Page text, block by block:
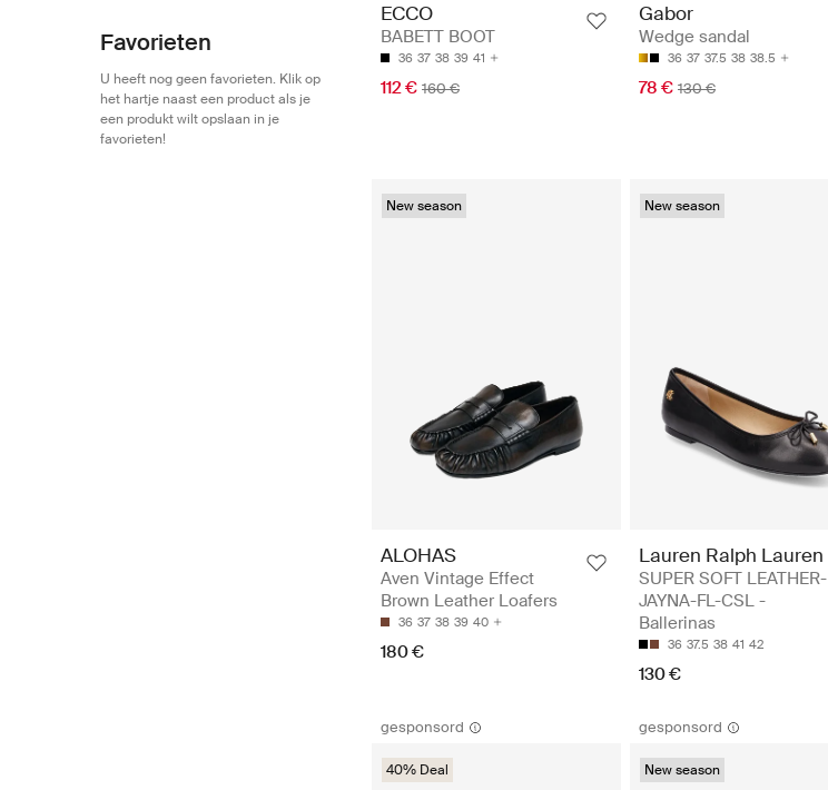
Favorieten
U heeft nog geen favorieten. Klik op
het hartje naast een product als je
een produkt wilt opslaan in je
favorieten!
ECCO
BABETT BOOT
36 37 38 39 41
112 € 160 €
Gabor
Wedge sandal
36 37 37.5 38 38.5
78 € 130 €
New season
ALOHAS
Aven Vintage Effect
Brown Leather Loafers
36 37 38 39 40
180 €
New season
Lauren Ralph Lauren
SUPER SOFT LEATHER-
JAYNA-FL-CSL -
Ballerinas
36 37.5 38 41 42
130 €
gesponsord
40% Deal
gesponsord
New season